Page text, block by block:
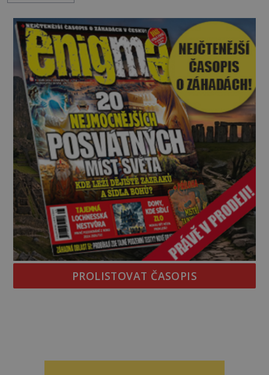
nebo Leonarda DiCapria. Na Blízkém východě a v
židovských komunitách po celém světě, je
PROLISTOVAT ČASOPIS